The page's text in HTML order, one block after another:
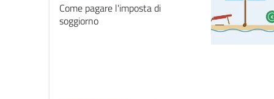
Come pagare l'imposta di
soggiorno